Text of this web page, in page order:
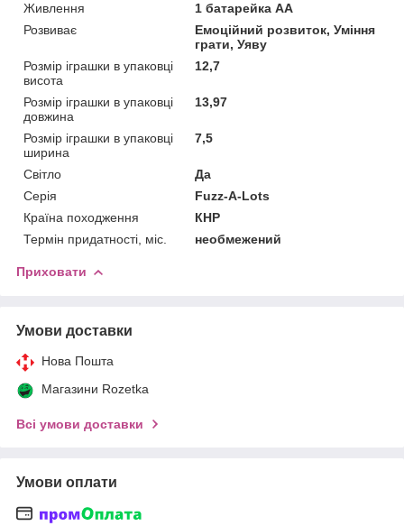
Живлення
1 батарейка AA
Розвиває
Емоційний розвиток, Уміння
грати, Уяву
Розмір іграшки в упаковці
висота
12,7
Розмір іграшки в упаковці
довжина
13,97
Розмір іграшки в упаковці
ширина
7,5
Світло
Да
Серія
Fuzz-A-Lots
Країна походження
КНР
Термін придатності, міс.
необмежений
Приховати
Умови доставки
Нова Пошта
Магазини Rozetka
Всі умови доставки
Умови оплати